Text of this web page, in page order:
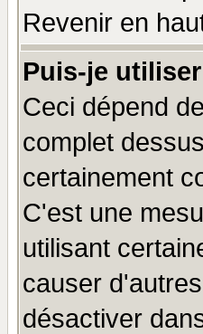
Revenir en
Puis-je
Ceci dépend
complet
certainement
C'est une
utilisant
causer
désactiver